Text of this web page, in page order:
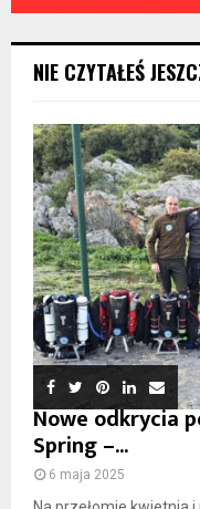
NIE CZYTAŁEŚ
Nowe odkrycia
Spring –...
6 maja 2025